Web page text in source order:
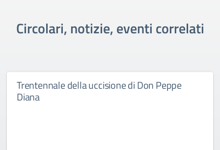
Circolari, notizie, eventi correlati
Trentennale della uccisione di Don Peppe
Diana